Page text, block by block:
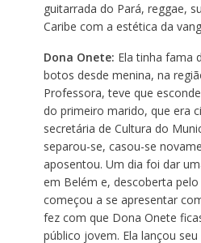
guitarrada do Pará, reggae,
Caribe com a estética da
Dona Onete: Ela tinha fama
botos desde menina, na
Professora, teve que
do primeiro marido, que era
secretária de Cultura do
separou-se, casou-se
aposentou. Um dia foi dar
em Belém e, descoberta
começou a se apresentar
fez com que Dona Onete
público jovem. Ela lançou